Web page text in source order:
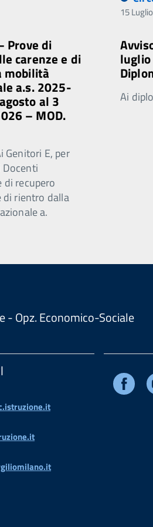
Prove di
carenze e di
mobilità
a.s. 2025-
al 3
– MOD.
Genitori E, per
Docenti
di recupero
di rientro dalla
a.
15
Ai
- Opz. Economico-Sociale